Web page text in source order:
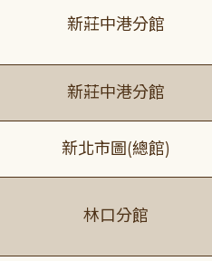
新莊中港分館
新莊中港分館
新北市圖(總館)
林口分館